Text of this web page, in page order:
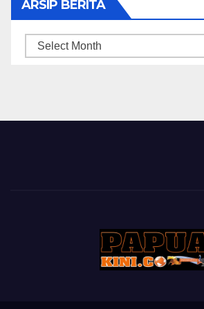
ARSIP BERITA
ARSIP